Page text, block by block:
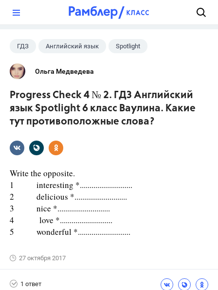
ГДЗ Английский язык Spotlight
6 класс
Ольга Медведева
Progress Check 4 № 2. ГДЗ Английский
язык Spotlight 6 класс Ваулина. Какие
тут противоположные слова?
Write the opposite.
1 interesting *...........................
2 delicious *...........................
3 nice *...........................
4 love *...........................
5 wonderful *...........................
27 октября 2017
1 ответ